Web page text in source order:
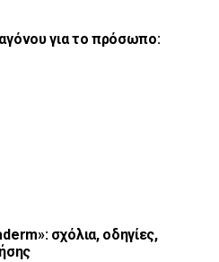
για το πρόσωπο:
σχόλια, οδηγίες,